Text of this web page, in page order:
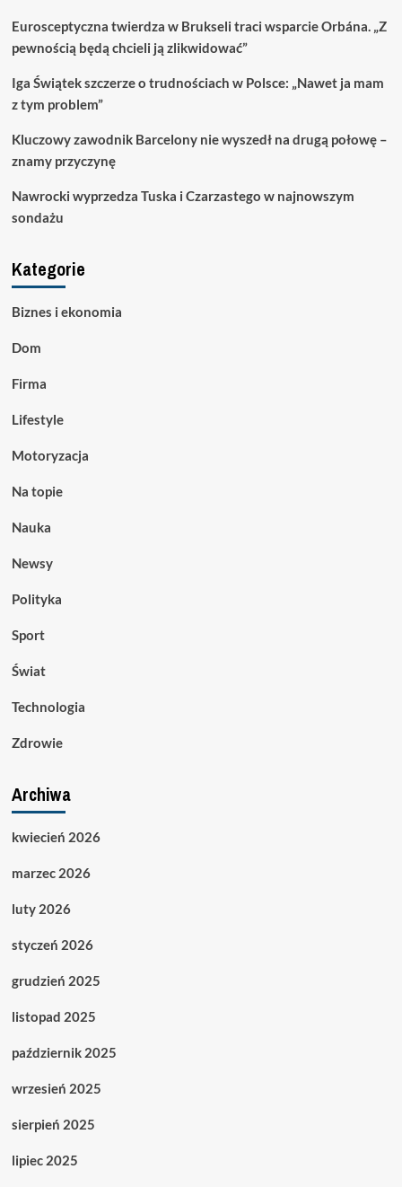
Eurosceptyczna twierdza w Brukseli traci wsparcie Orbána. „Z
pewnością będą chcieli ją zlikwidować”
Iga Świątek szczerze o trudnościach w Polsce: „Nawet ja mam
z tym problem”
Kluczowy zawodnik Barcelony nie wyszedł na drugą połowę –
znamy przyczynę
Nawrocki wyprzedza Tuska i Czarzastego w najnowszym
sondażu
Kategorie
Biznes i ekonomia
Dom
Firma
Lifestyle
Motoryzacja
Na topie
Nauka
Newsy
Polityka
Sport
Świat
Technologia
Zdrowie
Archiwa
kwiecień 2026
marzec 2026
luty 2026
styczeń 2026
grudzień 2025
listopad 2025
październik 2025
wrzesień 2025
sierpień 2025
lipiec 2025